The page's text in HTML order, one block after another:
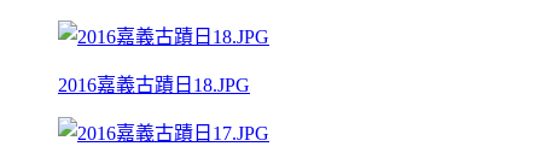
2016嘉義古蹟日18.JPG